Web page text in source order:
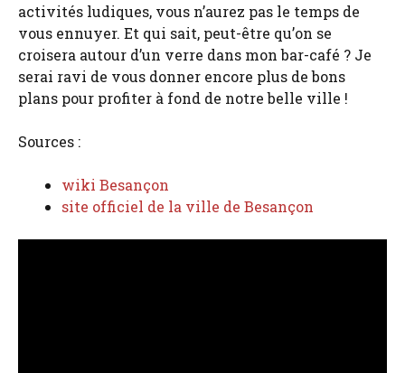
activités ludiques, vous n’aurez pas le temps de
vous ennuyer. Et qui sait, peut-être qu’on se
croisera autour d’un verre dans mon bar-café ? Je
serai ravi de vous donner encore plus de bons
plans pour profiter à fond de notre belle ville !
Sources :
wiki Besançon
site officiel de la ville de Besançon